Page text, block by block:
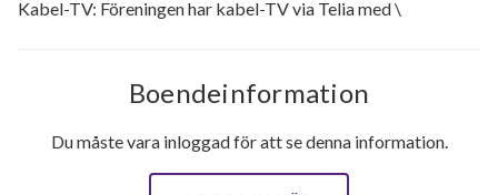
Kabel-TV: Föreningen har kabel-TV via Telia med \
Boendeinformation
Du måste vara inloggad för att se denna information.